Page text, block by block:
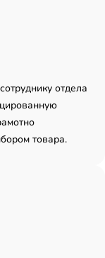
отдела
товара.